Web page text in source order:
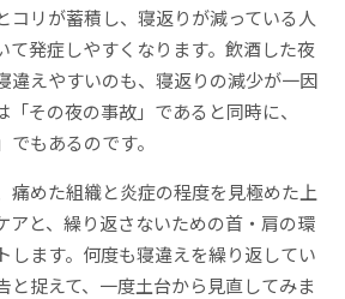
コリが蓄積し、寝返りが減っている人
て発症しやすくなります。飲酒した夜
違えやすいのも、寝返りの減少が一因
その夜の事故」であると同時に、
でもあるのです。
痛めた組織と炎症の程度を見極めた上
アと、繰り返さないための首・肩の環
します。何度も寝違えを繰り返してい
と捉えて、一度土台から見直してみま